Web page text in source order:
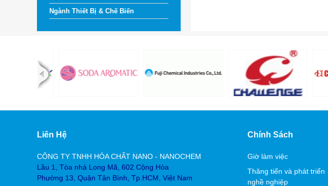
Ngành Thiết Bị & Chế Biến
Liên Hệ
CÔNG TY TNHH HÓA CHẤT NANO - NANOCHEM
Lầu 1, Tòa nhà Long Mã, 602 Cộng Hòa
Phường 13, Quận Tân Bình, Tp.HCM, Việt Nam
Chính Sách
Giờ làm việc
Thăng tiến và phát triển
nghề nghiệp